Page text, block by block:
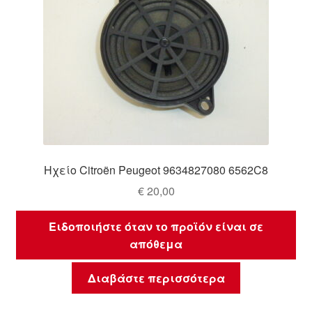
Ηχείο Citroën Peugeot 9634827080 6562C8
€20,00
Ειδοποιήστε όταν το προϊόν είναι σε
απόθεμα
Διαβάστε περισσότερα